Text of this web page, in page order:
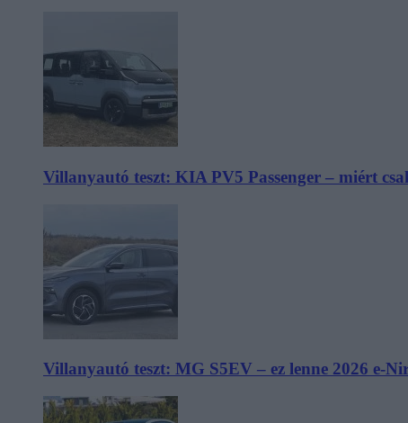
Villanyautó teszt: KIA PV5 Passenger – miért
Villanyautó teszt: MG S5EV – ez lenne 2026 e-